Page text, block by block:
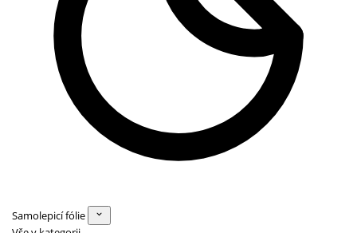
Samolepicí fólie